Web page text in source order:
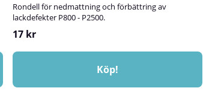
Rondell för nedmattning och förbättring av
lackdefekter P800 - P2500.
17 kr
Köp!